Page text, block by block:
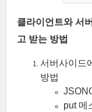
클라이언트와 서
고 받는 방법
서버사이드
방법
put 메